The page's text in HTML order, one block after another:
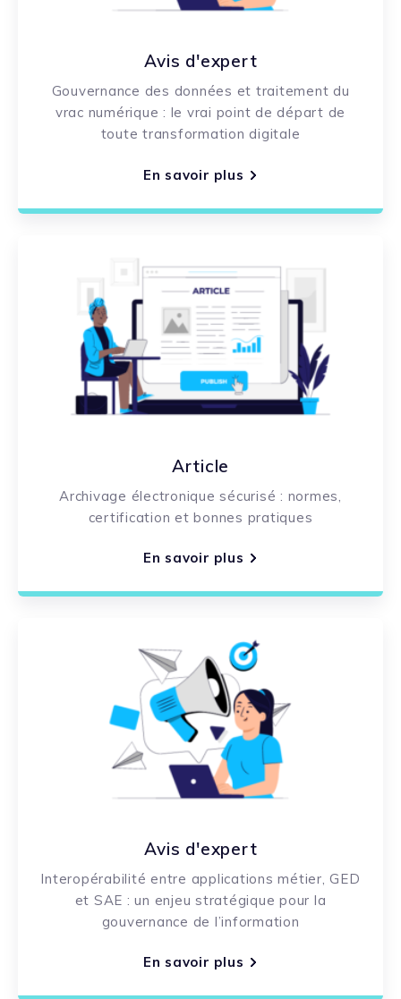
Avis d'expert
Gouvernance des données et traitement du
vrac numérique : le vrai point de départ de
toute transformation digitale
En savoir plus
Article
Archivage électronique sécurisé : normes,
certification et bonnes pratiques
En savoir plus
Avis d'expert
Interopérabilité entre applications métier, GED
et SAE : un enjeu stratégique pour la
gouvernance de l’information
En savoir plus